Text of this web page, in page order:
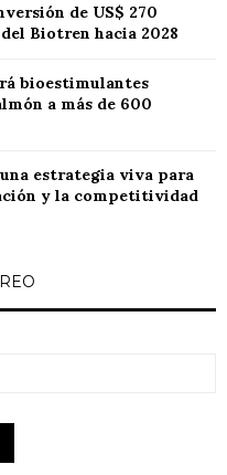
de US$ 270
Biotren hacia 2028
bioestimulantes
a más de 600
estrategia viva para
y la competitividad